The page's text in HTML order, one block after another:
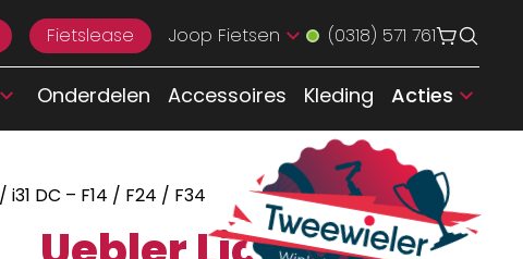
Fietslease Joop Fietsen (0318) 571 761
Onderdelen Accessoires Kleding Acties
DC – F14 / F24 / F34